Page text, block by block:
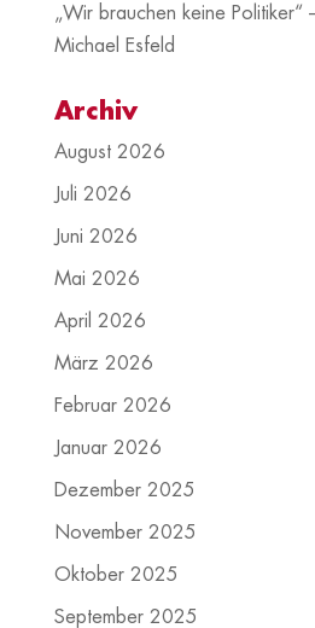
„Wir brauchen keine Politiker“
Michael Esfeld
Archiv
August 2026
Juli 2026
Juni 2026
Mai 2026
April 2026
März 2026
Februar 2026
Januar 2026
Dezember 2025
November 2025
Oktober 2025
September 2025